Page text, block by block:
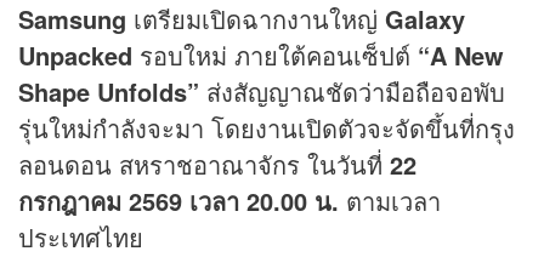
Samsung เตรียมเปิดฉากงานใหญ่ Galaxy
Unpacked รอบใหม่ ภายใต้คอนเซ็ปต์ “A New
Shape Unfolds” ส่งสัญญาณชัดว่ามือถือจอพับ
รุ่นใหม่กำลังจะมา โดยงานเปิดตัวจะจัดขึ้นที่กรุง
ลอนดอน สหราชอาณาจักร ในวันที่ 22
กรกฎาคม 2569 เวลา 20.00 น. ตามเวลา
ประเทศไทย